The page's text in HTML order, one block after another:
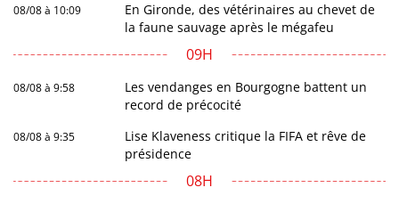
08/08 à 10:09
En Gironde, des vétérinaires au chevet de
la faune sauvage après le mégafeu
09H
08/08 à 9:58
Les vendanges en Bourgogne battent un
record de précocité
08/08 à 9:35
Lise Klaveness critique la FIFA et rêve de
présidence
08H